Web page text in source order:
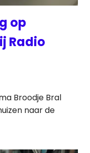
op
Radio
Broodje Bral
naar de